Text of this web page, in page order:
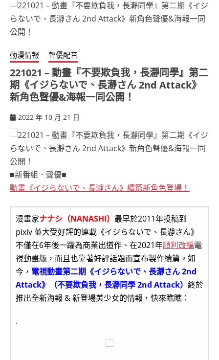
動漫情報 聲優配音
221021 – 動畫『不要欺負我，長瀞同學』第二
期《イジらないで、長瀞さん 2nd Attack》
新角色聲優&海報一同公開！
2022 年 10 月 21 日
■新番組．聲優■
動畫《イジらないで、長瀞さん》續篇新角色登場！
漫畫家ナナシ（NANASHI） 最早於2011年投稿到
pixiv 並大受好評的連載《イジらないで、長瀞さん》
不僅在6年後一躍為商業出道作、在2021年順利改編電
視動畫版，而且也靠著好評話題而宣布製作續篇。如
今， 電視動畫第二期《イジらないで、長瀞さん 2nd
Attack》（不要欺負我，長瀞同學 2nd Attack） 終於
推出全新海報 & 新登場美少女的情報，快來瞧瞧：
.